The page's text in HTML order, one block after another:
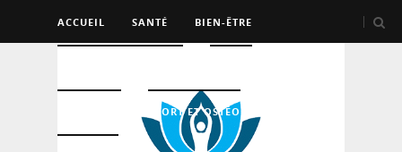
ACCUEIL SANTÉ BIEN-ÊTRE
SPORT ET OSTÉO